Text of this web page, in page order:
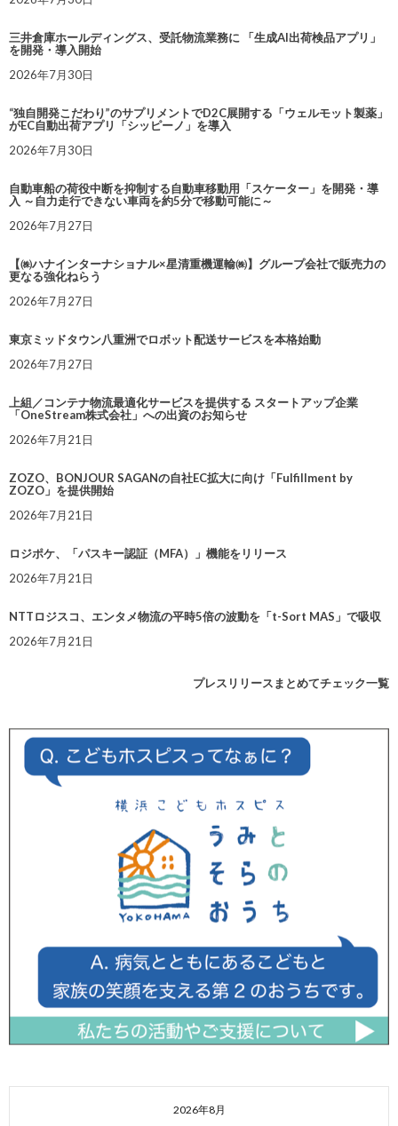
三井倉庫ホールディングス、受託物流業務に 「生成AI出荷検品アプリ」
を開発・導入開始
2026年7月30日
“独自開発こだわり”のサプリメントでD2C展開する「ウェルモット製薬」
がEC自動出荷アプリ「シッピーノ」を導入
2026年7月30日
自動車船の荷役中断を抑制する自動車移動用「スケーター」を開発・導
入 ～自力走行できない車両を約5分で移動可能に～
2026年7月27日
【㈱ハナインターナショナル×星清重機運輸㈱】グループ会社で販売力の
更なる強化ねらう
2026年7月27日
東京ミッドタウン八重洲でロボット配送サービスを本格始動
2026年7月27日
上組／コンテナ物流最適化サービスを提供する スタートアップ企業
「OneStream株式会社」への出資のお知らせ
2026年7月21日
ZOZO、BONJOUR SAGANの自社EC拡大に向け「Fulfillment by
ZOZO」を提供開始
2026年7月21日
ロジポケ、「パスキー認証（MFA）」機能をリリース
2026年7月21日
NTTロジスコ、エンタメ物流の平時5倍の波動を「t-Sort MAS」で吸収
2026年7月21日
プレスリリースまとめてチェック一覧
2026年8月